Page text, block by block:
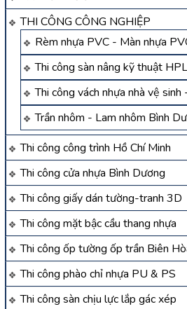
THI CÔNG CÔNG NGHIỆP
Rèm nhựa PVC - Màn nhựa
Thi công sàn nâng kỹ thuật HPL
Thi công vách nhựa nhà vệ
Trần nhôm - Lam nhôm Bình
Thi công công trình Hồ Chí Minh
Thi công cửa nhựa Bình Dương
Thi công giấy dán tường-tranh 3D
Thi công mặt bậc cầu thang nhựa
Thi công ốp tường ốp trần Biên
Thi công phào chỉ nhựa PU & PS
Thi công sàn chịu lực lắp gác xép